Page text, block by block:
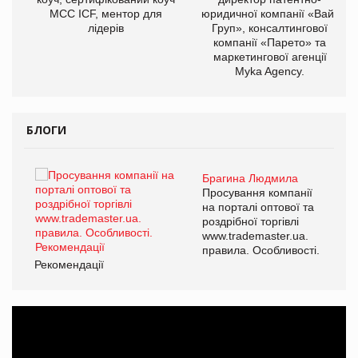
МСС ICF, ментор для
лідерів
юридичної компанії «Вайз
Груп», консалтингової
компанії «Парето» та
маркетингової агенції
Myka Agency.
БЛОГИ
Брагина Людмила
Просування компанії
на порталі оптової та
роздрібної торгівлі
www.trademaster.ua.
правила. Особливості.
Рекомендації